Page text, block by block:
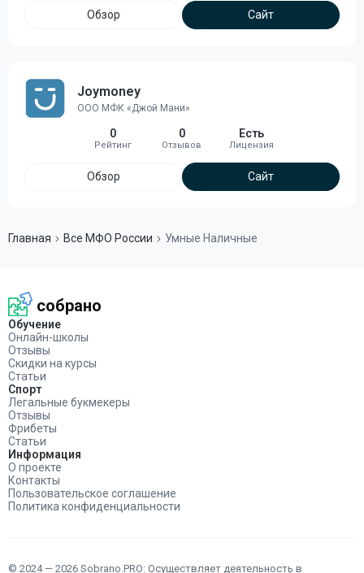
Обзор Сайт
Joymoney
ООО МФК «Джой Мани»
0 0 Есть
Обзор Сайт
Главная Все МФО России Умные Наличные
собрано
Обучение
Онлайн-школы
Отзывы
Скидки на курсы
Статьи
Спорт
Легальные букмекеры
Отзывы
Фрибеты
Статьи
Информация
О проекте
Контакты
Пользовательское соглашение
Политика конфиденциальности
© 2024 — 2026 Sobrano.PRO: Осуществляет деятельность в